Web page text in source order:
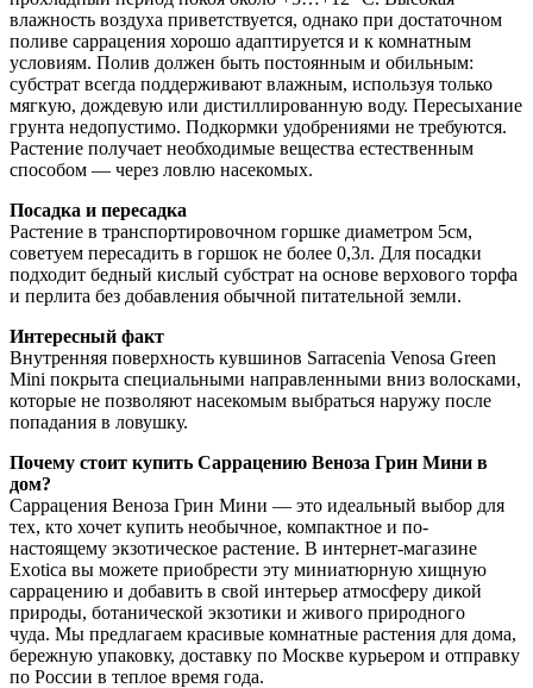
влажность воздуха приветствуется, однако при достаточном
поливе саррацения хорошо адаптируется и к комнатным
условиям. Полив должен быть постоянным и обильным:
субстрат всегда поддерживают влажным, используя только
мягкую, дождевую или дистиллированную воду. Пересыхание
грунта недопустимо. Подкормки удобрениями не требуются.
Растение получает необходимые вещества естественным
способом — через ловлю насекомых.
Посадка и пересадка
Растение в транспортировочном горшке диаметром 5см,
советуем пересадить в горшок не более 0,3л. Для посадки
подходит бедный кислый субстрат на основе верхового торфа
и перлита без добавления обычной питательной земли.
Интересный факт
Внутренняя поверхность кувшинов Sarracenia Venosa Green
Mini покрыта специальными направленными вниз волосками,
которые не позволяют насекомым выбраться наружу после
попадания в ловушку.
Почему стоит купить Саррацению Веноза Грин Мини в
дом?
Саррацения Веноза Грин Мини — это идеальный выбор для
тех, кто хочет купить необычное, компактное и по-
настоящему экзотическое растение. В интернет-магазине
Exotica вы можете приобрести эту миниатюрную хищную
саррацению и добавить в свой интерьер атмосферу дикой
природы, ботанической экзотики и живого природного
чуда. Мы предлагаем красивые комнатные растения для дома,
бережную упаковку, доставку по Москве курьером и отправку
по России в теплое время года.